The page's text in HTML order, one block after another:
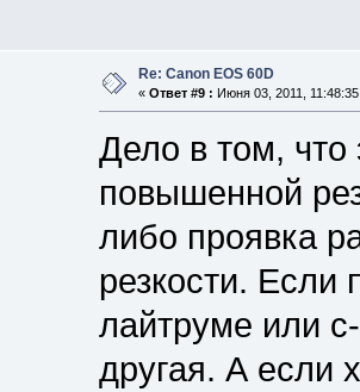
Re: Canon EOS 60D
« Ответ #9 : Июня 03, 2011,
Дело в том,
повышенной
либо проявка
резкости. Если
лайтруме или
другая. А если